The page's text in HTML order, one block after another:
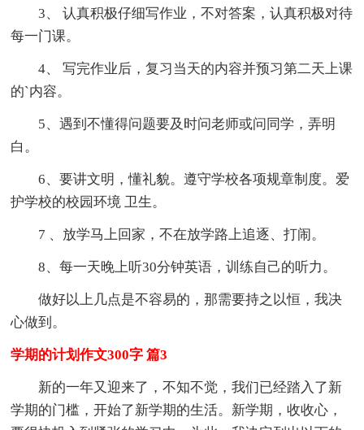
3、 认真积极仔细写作业，不对答案，认真积极对待
每一门课。
4、 写完作业后，复习当天的内容并预习第二天上课
的`内容。
5、遇到不懂得问题要及时问老师或问同学，弄明
白。
6、要讲文明，懂礼貌。遵守学校各项规章制度。爱
护学校的校园环境 卫生。
7 、放学马上回家，不在放学路上追逐、打闹。
8、每一天晚上听30分钟英语，训练自己的听力。
做好以上几点是不容易的，那需要持之以恒，我决
心做到。
学期的计划作文300字 篇3
新的一年又迎来了，不知不觉，我们已经踏入了新
学期的门槛，开始了新学期的生活。新学期，收收心，